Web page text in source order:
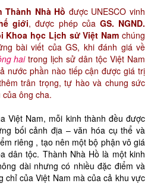
Thành Nhà Hồ được UNESCO vinh
giới, được phép của GS. NGND.
Khoa học Lịch sử Việt Nam chúng
bài viết của GS, khi đánh giá về
haitrong lịch sử dân tộc Việt Nam
nước phần nào tiếp cận được giá trị
trân trọng, tự hào và chung sức
ông cha.
Việt Nam, mỗi kinh thành đều được
bối cảnh địa – văn hóa cụ thể và
riêng , tạo nên một bộ phận vô giá
dân tộc. Thành Nhà Hồ là một kinh
dài nhưng có nhiều đặc điểm và
chỉ của Việt Nam mà của cả khu vực